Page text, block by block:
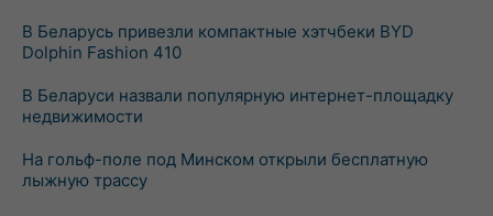
В Беларусь привезли компактные хэтчбеки BYD
Dolphin Fashion 410
В Беларуси назвали популярную интернет-площадку
недвижимости
На гольф-поле под Минском открыли бесплатную
лыжную трассу